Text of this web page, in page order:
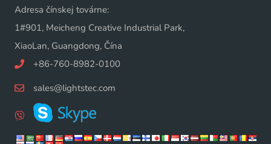
Adresa čínskej továrne:
1#901, Meicheng Creative Industrial Park,
XiaoLan, Guangdong, Čína
+86-760-8982-0100
sales@lightstec.com